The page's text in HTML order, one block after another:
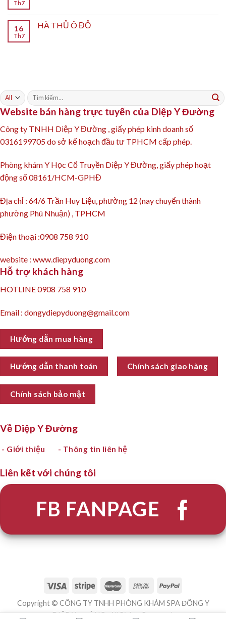
Th7
16
Th7
HÀ THỦ Ô ĐỎ
Tìm
kiếm:
Website bán hàng trực tuyến của Diệp Y Đường
Công ty TNHH Diệp Y Đường , giấy phép kinh doanh số
0316199705 do sở kế hoạch đầu tư TPHCM cấp phép.
Phòng khám Y Học Cổ Truyền Diệp Y Đường, giấy phép hoạt
động số 08161/HCM-GPHĐ
Địa chỉ : 64/6 Trần Huy Liệu, phường 12 (nay chuyển thành
phường Phú Nhuận) , TPHCM
Điện thoại :0908 758 910
website : www.diepyduong.com
Hỗ trợ khách hàng
HOTLINE 0908 758 910
Email : dongydiepyduong@gmail.com
Hướng dẫn mua hàng
Hướng dẫn thanh toán Chính sách giao hàng
Chính sách bảo mật
Về Diệp Y Đường
- Giới thiệu - Thông tin liên hệ
Liên kết với chúng tôi
FB FANPAGE
Copyright © CÔNG TY TNHH PHÒNG KHÁM SPA ĐÔNG Y
DIỆP Y ĐƯỜNG . All Rights Reserved.